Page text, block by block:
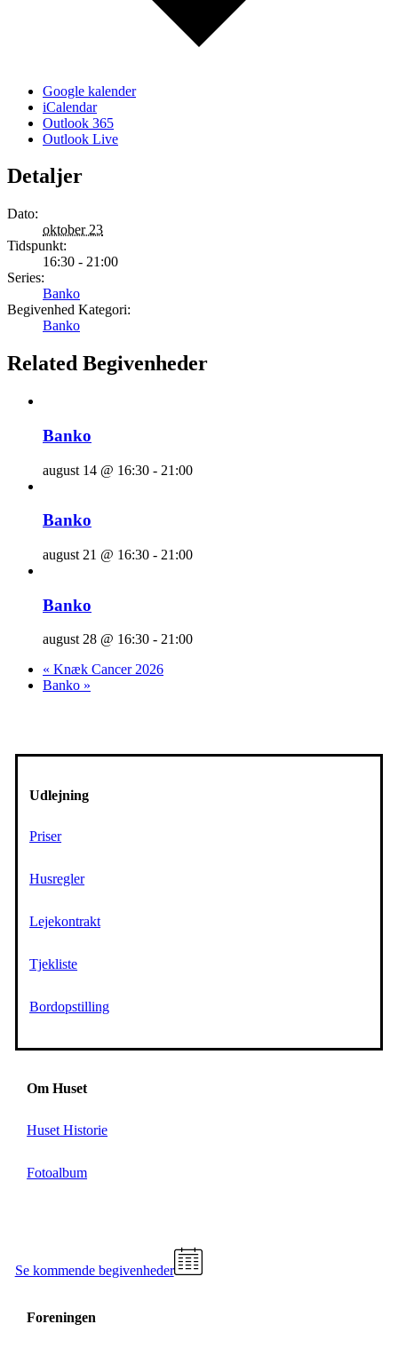
Google kalender
iCalendar
Outlook 365
Outlook Live
Detaljer
Dato:
oktober 23
Tidspunkt:
16:30 - 21:00
Series:
Banko
Begivenhed Kategori:
Banko
Related Begivenheder
Banko
august 14 @ 16:30 - 21:00
Banko
august 21 @ 16:30 - 21:00
Banko
august 28 @ 16:30 - 21:00
« Knæk Cancer 2026
Banko »
Udlejning
Priser
Husregler
Lejekontrakt
Tjekliste
Bordopstilling
Om Huset
Huset Historie
Fotoalbum
Se kommende begivenheder
Foreningen